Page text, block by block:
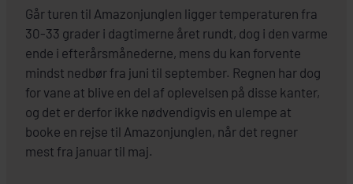
Går turen til Amazonjunglen ligger temperaturen fra
30-33 grader i dagtimerne året rundt, dog i den varme
ende i efterårsmånederne, mens du kan forvente
mindst nedbør fra juni til september. Regnen har dog
for vane at blive en del af oplevelsen på disse kanter,
og det er derfor ikke nødvendigvis en ulempe at
booke en rejse til Amazonjunglen, når det regner
mest fra januar til maj.